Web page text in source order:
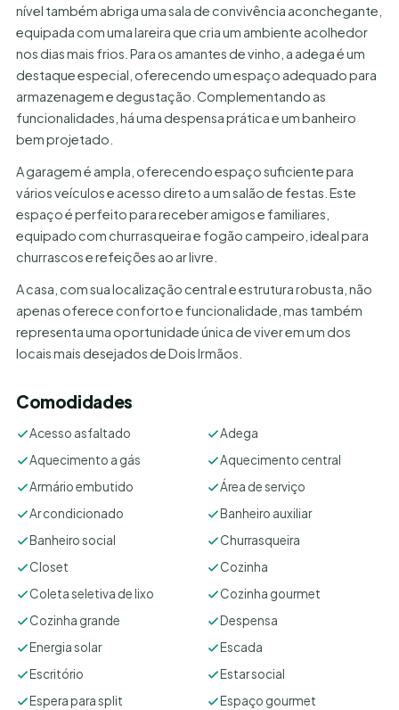
nível também abriga uma sala de convivência aconchegante,
equipada com uma lareira que cria um ambiente acolhedor
nos dias mais frios. Para os amantes de vinho, a adega é um
destaque especial, oferecendo um espaço adequado para
armazenagem e degustação. Complementando as
funcionalidades, há uma despensa prática e um banheiro
bem projetado.
A garagem é ampla, oferecendo espaço suficiente para
vários veículos e acesso direto a um salão de festas. Este
espaço é perfeito para receber amigos e familiares,
equipado com churrasqueira e fogão campeiro, ideal para
churrascos e refeições ao ar livre.
A casa, com sua localização central e estrutura robusta, não
apenas oferece conforto e funcionalidade, mas também
representa uma oportunidade única de viver em um dos
locais mais desejados de Dois Irmãos.
Comodidades
Acesso asfaltado
Adega
Aquecimento a gás
Aquecimento central
Armário embutido
Área de serviço
Ar condicionado
Banheiro auxiliar
Banheiro social
Churrasqueira
Closet
Cozinha
Coleta seletiva de lixo
Cozinha gourmet
Cozinha grande
Despensa
Energia solar
Escada
Escritório
Estar social
Espera para split
Espaço gourmet